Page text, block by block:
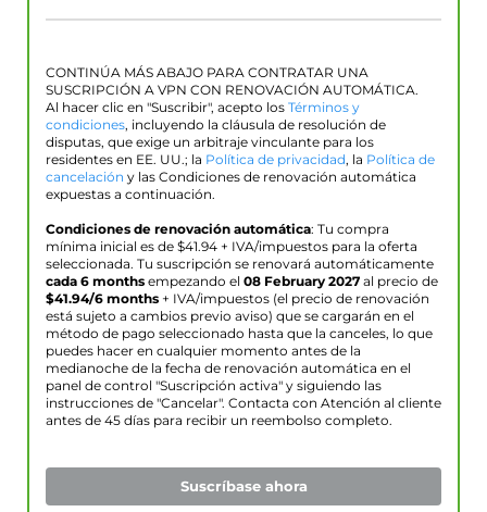
CONTINÚA MÁS ABAJO PARA CONTRATAR UNA
SUSCRIPCIÓN A VPN CON RENOVACIÓN AUTOMÁTICA.
Al hacer clic en "Suscribir", acepto los Términos y
condiciones, incluyendo la cláusula de resolución de
disputas, que exige un arbitraje vinculante para los
residentes en EE. UU.; la Política de privacidad, la Política de
cancelación y las Condiciones de renovación automática
expuestas a continuación.
Condiciones de renovación automática: Tu compra
mínima inicial es de $41.94 + IVA/impuestos para la oferta
seleccionada. Tu suscripción se renovará automáticamente
cada 6 months empezando el 08 February 2027 al precio de
$41.94/6 months + IVA/impuestos (el precio de renovación
está sujeto a cambios previo aviso) que se cargarán en el
método de pago seleccionado hasta que la canceles, lo que
puedes hacer en cualquier momento antes de la
medianoche de la fecha de renovación automática en el
panel de control "Suscripción activa" y siguiendo las
instrucciones de "Cancelar". Contacta con Atención al cliente
antes de 45 días para recibir un reembolso completo.
Suscríbase ahora